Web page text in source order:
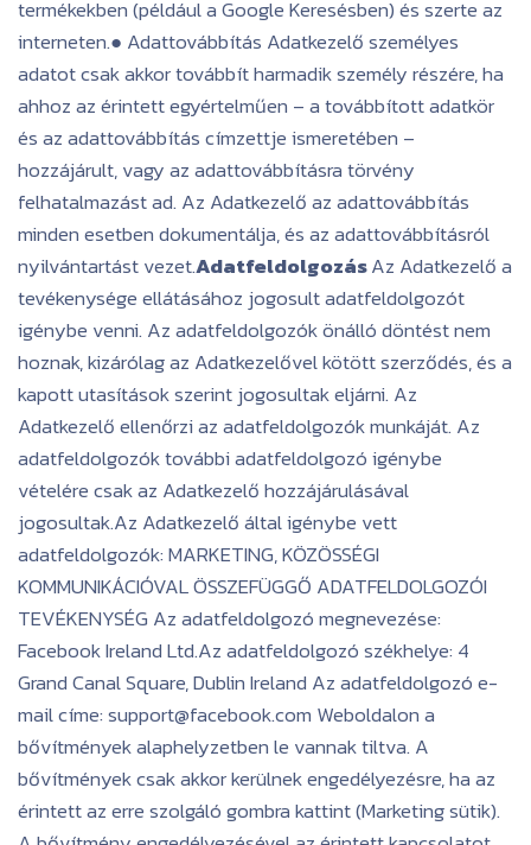
termékekben (például a Google Keresésben) és szerte az
interneten.● Adattovábbítás Adatkezelő személyes
adatot csak akkor továbbít harmadik személy részére, ha
ahhoz az érintett egyértelműen – a továbbított adatkör
és az adattovábbítás címzettje ismeretében –
hozzájárult, vagy az adattovábbításra törvény
felhatalmazást ad. Az Adatkezelő az adattovábbítás
minden esetben dokumentálja, és az adattovábbításról
nyilvántartást vezet.AdatfeldolgozásAz Adatkezelő a
tevékenysége ellátásához jogosult adatfeldolgozót
igénybe venni. Az adatfeldolgozók önálló döntést nem
hoznak, kizárólag az Adatkezelővel kötött szerződés, és a
kapott utasítások szerint jogosultak eljárni. Az
Adatkezelő ellenőrzi az adatfeldolgozók munkáját. Az
adatfeldolgozók további adatfeldolgozó igénybe
vételére csak az Adatkezelő hozzájárulásával
jogosultak.Az Adatkezelő által igénybe vett
adatfeldolgozók: MARKETING, KÖZÖSSÉGI
KOMMUNIKÁCIÓVAL ÖSSZEFÜGGŐ ADATFELDOLGOZÓI
TEVÉKENYSÉG Az adatfeldolgozó megnevezése:
Facebook Ireland Ltd.Az adatfeldolgozó székhelye: 4
Grand Canal Square, Dublin Ireland Az adatfeldolgozó e-
mail címe: support@facebook.com Weboldalon a
bővítmények alaphelyzetben le vannak tiltva. A
bővítmények csak akkor kerülnek engedélyezésre, ha az
érintett az erre szolgáló gombra kattint (Marketing sütik).